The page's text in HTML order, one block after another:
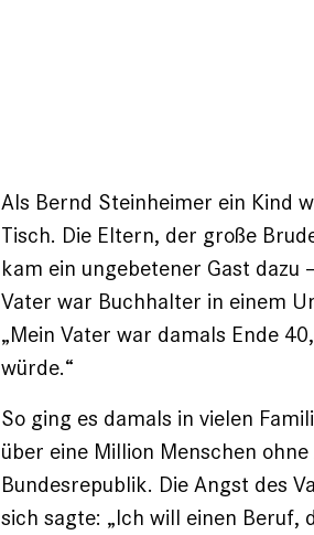
Als Bernd Steinheimer ein Kind
Tisch. Die Eltern, der große
kam ein ungebetener Gast
Vater war Buchhalter in einem
„Mein Vater war damals Ende
würde.“
So ging es damals in vielen
über eine Million Menschen
Bundesrepublik. Die Angst des
sich sagte: „Ich will einen Beruf,